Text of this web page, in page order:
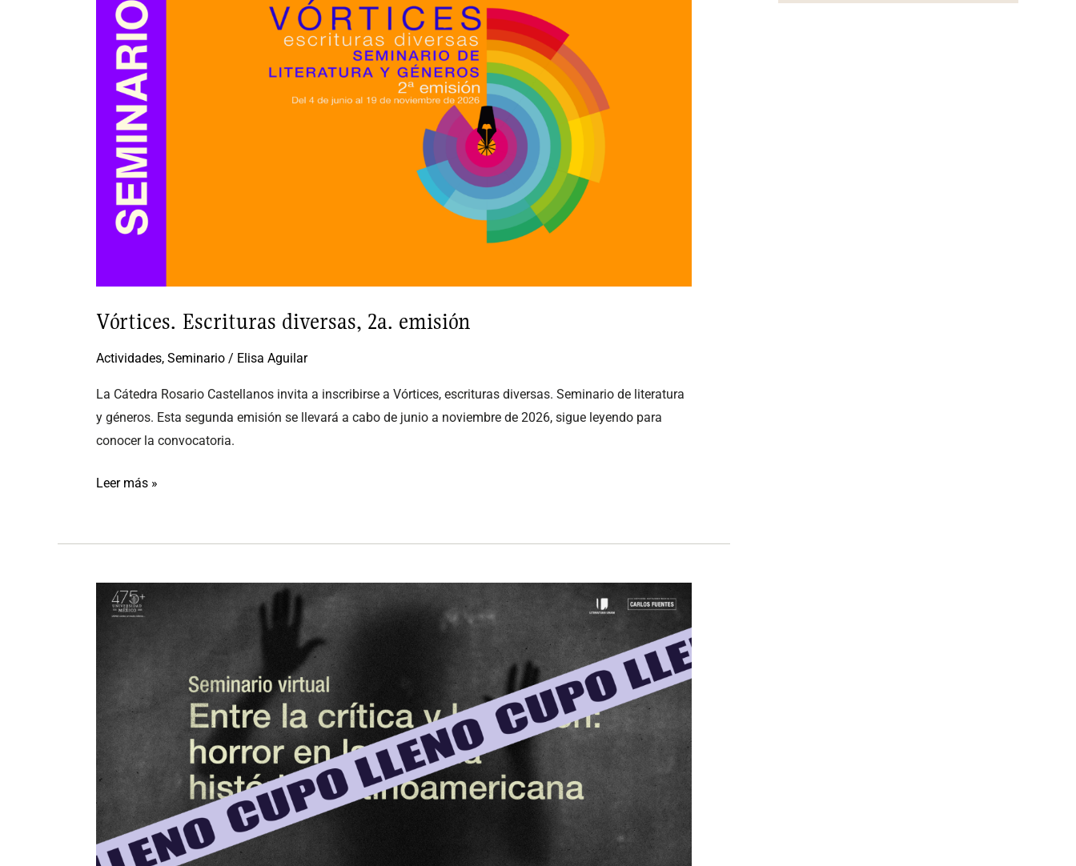
Vórtices. Escrituras diversas, 2a. emisión
Actividades, Seminario / Elisa Aguilar
La Cátedra Rosario Castellanos invita a inscribirse a Vórtices, escrituras diversas. Seminario de literatura
y géneros. Esta segunda emisión se llevará a cabo de junio a noviembre de 2026, sigue leyendo para
conocer la convocatoria.
diversas,
emisión
Leer más »
Entre
ficción:
horror
en
la
novela
histórica
latinoamericana